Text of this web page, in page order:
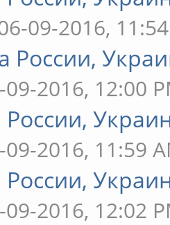
09-2016,
России,
09-2016, 12:00
России,
09-2016, 11:59
России,
09-2016, 12:02